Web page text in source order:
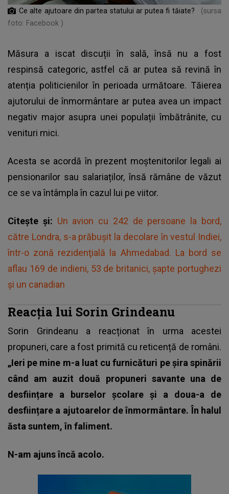
Ce alte ajutoare din partea statului ar putea fi tăiate?
(sursa
foto: Facebook )
Măsura a iscat discuții în sală, însă nu a fost
respinsă categoric, astfel că ar putea să revină în
atenția politicienilor în perioada următoare. Tăierea
ajutorului de înmormântare ar putea avea un impact
negativ major asupra unei populații îmbătrânite, cu
venituri mici.
Acesta se acordă în prezent moștenitorilor legali ai
pensionarilor sau salariaților, însă rămâne de văzut
ce se va întâmpla în cazul lui pe viitor.
Citește și: Un avion cu 242 de persoane la bord,
către Londra, s-a prăbuşit la decolare în vestul Indiei,
într-o zonă rezidenţială la Ahmedabad. La bord se
aflau 169 de indieni, 53 de britanici, şapte portughezi
şi un canadian
Reacția lui Sorin Grindeanu
Sorin Grindeanu a reacționat în urma acestei
propuneri, care a fost primită cu reticență de români.
„Ieri pe mine m-a luat cu furnicături pe șira spinării
când am auzit două propuneri savante una de
desființare a burselor școlare și a doua-a de
desființare a ajutoarelor de înmormântare. În halul
ăsta suntem, în faliment.
N-am ajuns încă acolo.